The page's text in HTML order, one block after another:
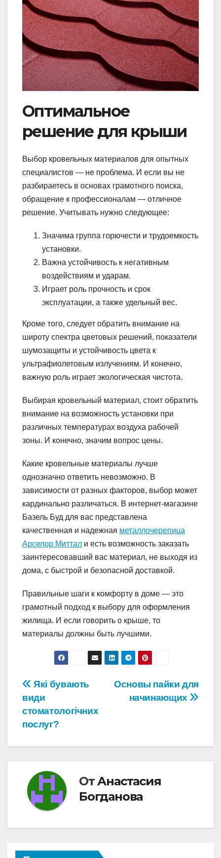
Оптимальное
решение для крыши
Выбор кровельных материалов для опытных
специалистов — не проблема. И если вы не
разбираетесь в основах грамотного поиска,
обращение к профессионалам — отличное
решение. Учитывать нужно следующее:
Значима группа горючести и трудоемкость
установки.
Важна устойчивость к негативным
воздействиям и ударам.
Играет роль прочность и срок
эксплуатации, а также удельный вес.
Кроме того, следует обратить внимание на
широту спектра цветовых решений, показатели
шумозащиты и устойчивость цвета к
ультрафиолетовым излучениям. И конечно,
важную роль играет экологическая чистота.
Выбирая кровельный материал, стоит обратить
внимание на возможность установки при
различных температурах воздуха рабочей
зоны. И конечно, значим вопрос цены.
Какие кровельные материалы лучше
однозначно ответить невозможно. В
зависимости от разных факторов, выбор может
кардинально различаться. В интернет-магазине
Базель Буд для вас представлена
качественная и надежная металлочерепица
Арселор Миттал и есть возможность заказать
заинтересовавший вас материал, не выходя из
дома, с быстрой и безопасной доставкой.
Правильные шаги к комфорту в доме — это
грамотный подход к выбору для оформления
жилища. И если говорить о крыше, то
материалы должны быть лучшими.
Навигация
по
записям
Основы пайки для
начинающих
Які бувають
види
стоматологічних
послуг?
ОтАнастасия
Богданова